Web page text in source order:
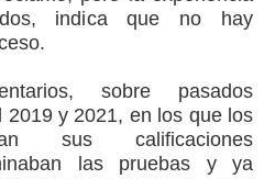
indica que no hay
sobre pasados
2019 y 2021, en los que los
sus calificaciones
las pruebas y ya